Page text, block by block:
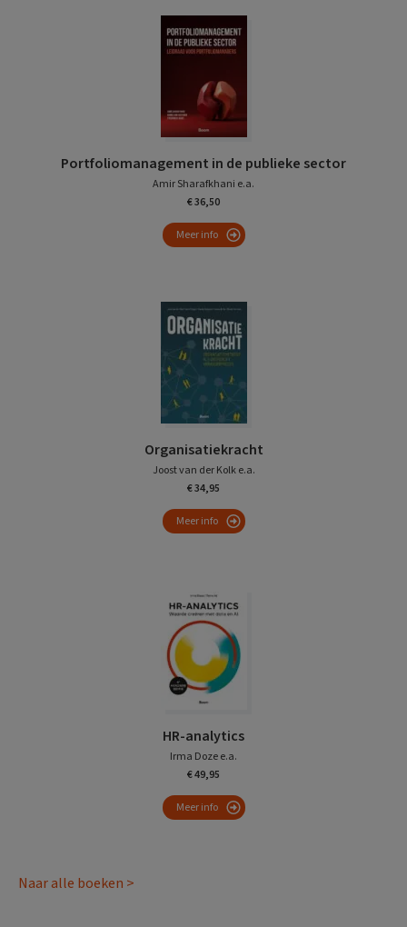
Portfoliomanagement in de publieke sector
Amir Sharafkhani e.a.
€ 36,50
Meer info
Organisatiekracht
Joost van der Kolk e.a.
€ 34,95
Meer info
HR-analytics
Irma Doze e.a.
€ 49,95
Meer info
Naar alle boeken >